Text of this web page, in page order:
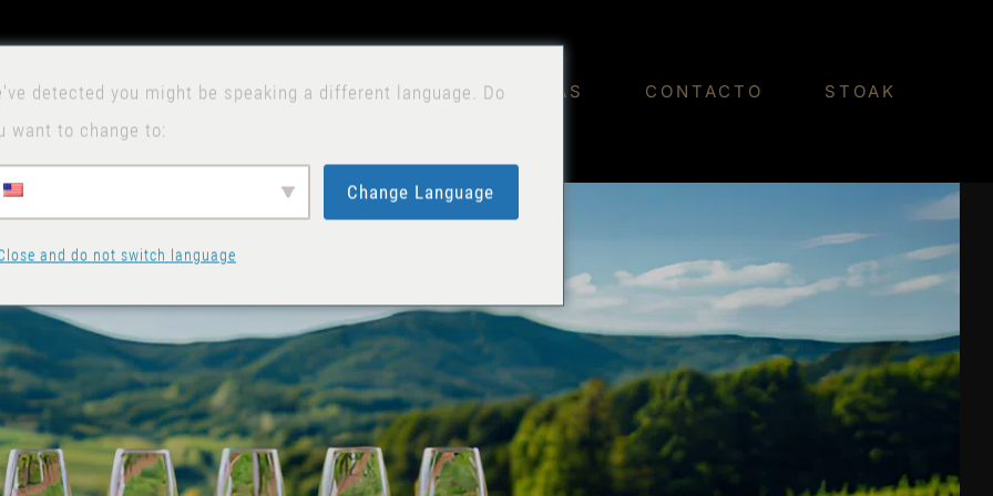
NOTICIAS CONTACTO STOAK
detected you might be speaking a different language. Do
want to change to:
Change Language
and do not switch language